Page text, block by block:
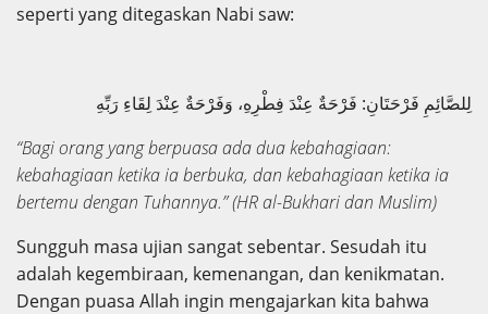
seperti yang ditegaskan Nabi saw:
لِلصَّائِمِ فَرْحَتَانِ: فَرْحَةٌ عِنْدَ فِطْرِهِ، وَفَرْحَةٌ عِنْدَ لِقَاءِ رَبِّهِ
“Bagi orang yang berpuasa ada dua kebahagiaan:
kebahagiaan ketika ia berbuka, dan kebahagiaan ketika ia
bertemu dengan Tuhannya.”(HR al-Bukhari dan Muslim)
Sungguh masa ujian sangat sebentar. Sesudah itu
adalah kegembiraan, kemenangan, dan kenikmatan.
Dengan puasa Allah ingin mengajarkan kita bahwa